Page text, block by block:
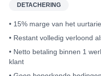
DETACHERING
• 15% marge van het
• Restant volledig verloond
• Netto betaling binnen 1
klant